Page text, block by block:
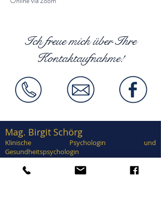
Ich freue mich über Ihre
Kontaktaufnahme!
Mag. Birgit Schörg
Klinische Psychologin und
Gesundheitspsychologin
Supervisorin, EuroPsy zertifiziert
Zertifiziert in Traumatherapie, EMDR,